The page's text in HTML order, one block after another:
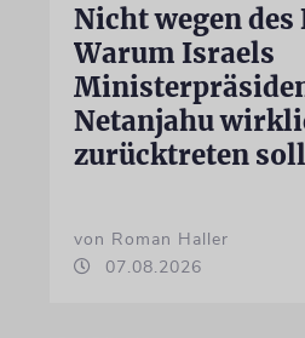
Nicht wegen des
Warum Israels
Netanjahu
zurücktreten
von Roman Haller
07.08.2026